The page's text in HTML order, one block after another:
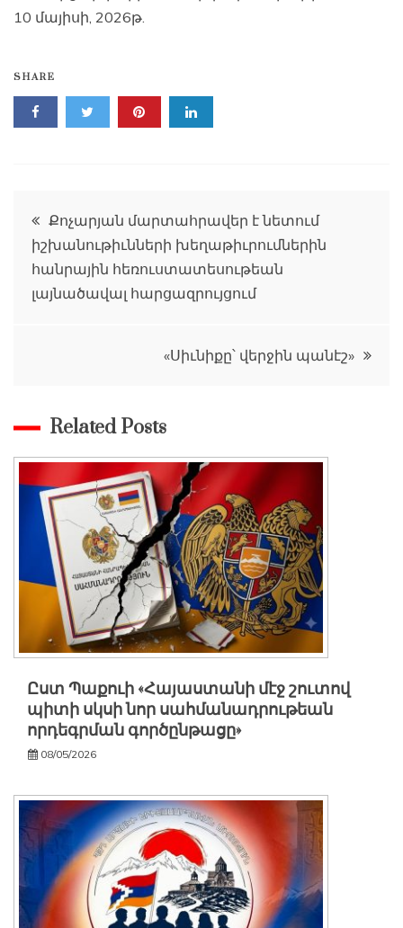
10 մայիսի, 2026թ.
SHARE
Գրառումների
նավարկումը
Քոչարյան մարտահրավեր է նետում
իշխանութիւնների խեղաթիւրումներին
հանրային հեռուստատեսութեան
լայնածավալ հարցազրույցում
«Սիւնիքը՝ վերջին պանէշ»
Related Posts
Ըստ Պաքուի «Հայաստանի մէջ շուտով
պիտի սկսի նոր սահմանադրութեան
որդեգրման գործընթացը»
08/05/2026